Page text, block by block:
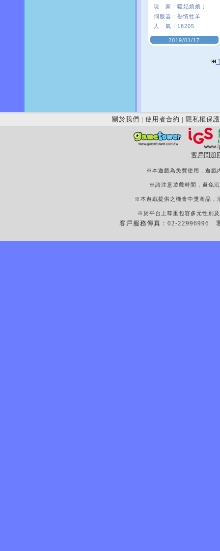
玩 家： 暖妃娘娘；
伺服器： 熱情牡羊
人 氣： 18205
2019/01/17
關於我們 | 使用者合約 | 隱私權保護
客戶問題
※本遊戲為免費使用，遊戲
※請注意遊戲時間，避免
※本遊戲提供之機會中獎商品，
※於平台上尊重包容多元性別
客戶服務傳真：02-22996996